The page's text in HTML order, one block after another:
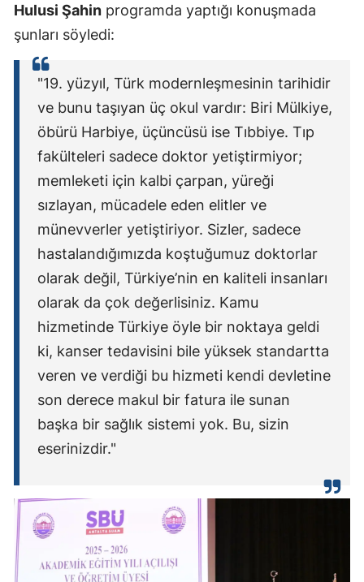
Hulusi Şahin programda yaptığı konuşmada
şunları söyledi:
"19. yüzyıl, Türk modernleşmesinin tarihidir
ve bunu taşıyan üç okul vardır: Biri Mülkiye,
öbürü Harbiye, üçüncüsü ise Tıbbiye. Tıp
fakülteleri sadece doktor yetiştirmiyor;
memleketi için kalbi çarpan, yüreği
sızlayan, mücadele eden elitler ve
münevverler yetiştiriyor. Sizler, sadece
hastalandığımızda koştuğumuz doktorlar
olarak değil, Türkiye’nin en kaliteli insanları
olarak da çok değerlisiniz. Kamu
hizmetinde Türkiye öyle bir noktaya geldi
ki, kanser tedavisini bile yüksek standartta
veren ve verdiği bu hizmeti kendi devletine
son derece makul bir fatura ile sunan
başka bir sağlık sistemi yok. Bu, sizin
eserinizdir."